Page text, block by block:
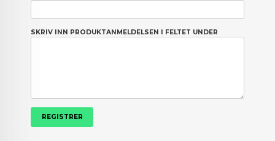
SKRIV INN PRODUKTANMELDELSEN I FELTET UNDER